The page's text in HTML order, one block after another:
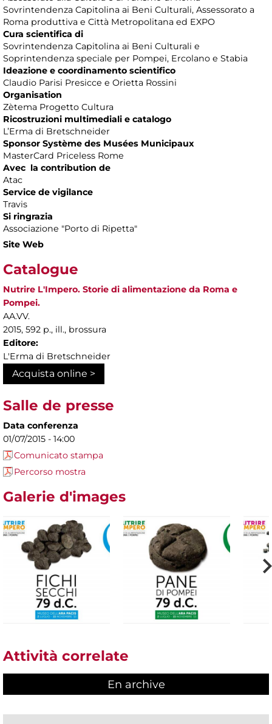
Sovrintendenza Capitolina ai Beni Culturali, Assessorato a
Roma produttiva e Città Metropolitana ed EXPO
Cura scientifica di
Sovrintendenza Capitolina ai Beni Culturali e
Soprintendenza speciale per Pompei, Ercolano e Stabia
Ideazione e coordinamento scientifico
Claudio Parisi Presicce e Orietta Rossini
Organisation
Zètema Progetto Cultura
Ricostruzioni multimediali e catalogo
L’Erma di Bretschneider
Sponsor Système des Musées Municipaux
MasterCard Priceless Rome
Avec la contribution de
Atac
Service de vigilance
Travis
Si ringrazia
Associazione "Porto di Ripetta"
Site Web
Catalogue
Nutrire L'Impero. Storie di alimentazione da Roma e
Pompei.
AA.VV.
2015, 592 p., ill., brossura
Editore:
L'Erma di Bretschneider
Acquista online >
Salle de presse
Data conferenza
01/07/2015 - 14:00
Comunicato stampa
Percorso mostra
Galerie d'images
Attività correlate
En archive